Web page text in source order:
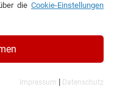
genau aus diesem
wichtigste Zielgruppe
die Cookie-Einstellungen
Impressum | Datenschutz